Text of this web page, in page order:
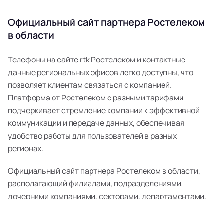
Официальный сайт партнера Ростелеком
в области
Телефоны на сайте rtk Ростелеком и контактные
данные региональных офисов легко доступны, что
позволяет клиентам связаться с компанией.
Платформа от Ростелеком с разными тарифами
подчеркивает стремление компании к эффективной
коммуникации и передаче данных, обеспечивая
удобство работы для пользователей в разных
регионах.
Официальный сайт партнера Ростелеком в области,
располагающий филиалами, подразделениями,
дочерними компаниями, секторами, департаментами,